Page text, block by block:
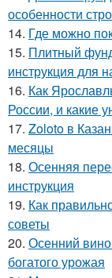
особенности
14. Где можно
15. Плитный
инструкция для
16. Как
России, и какие
17. Zoloto в
месяцы
18. Осенняя
инструкция
19. Как
советы
20. Осенний
богатого урожая